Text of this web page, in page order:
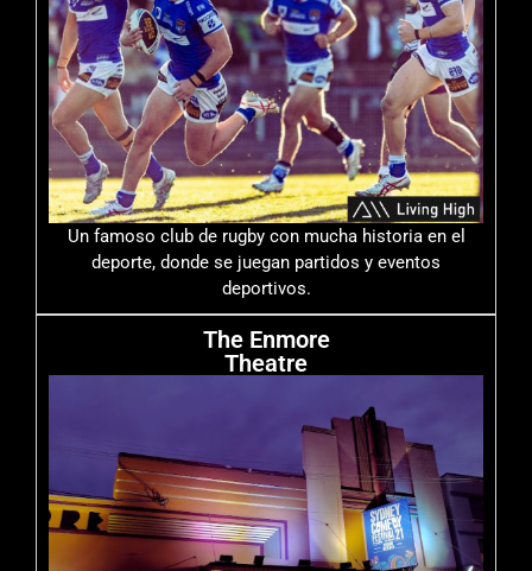
Un famoso club de rugby con mucha historia en el
deporte, donde se juegan partidos y eventos
deportivos.
The Enmore
Theatre